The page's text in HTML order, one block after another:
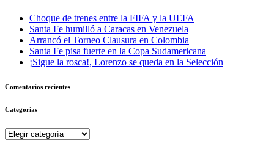
Choque de trenes entre la FIFA y la UEFA
Santa Fe humilló a Caracas en Venezuela
Arrancó el Torneo Clausura en Colombia
Santa Fe pisa fuerte en la Copa Sudamericana
¡Sigue la rosca!, Lorenzo se queda en la Selección
Comentarios recientes
Categorías
Categorías